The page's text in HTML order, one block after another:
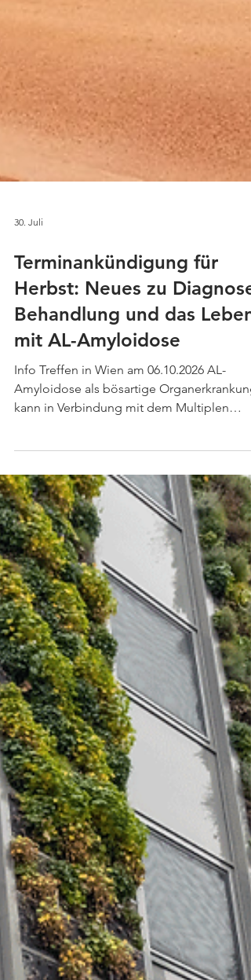
Terminankündigung für
Herbst: Neues zu Diagnose,
Behandlung und das Leben
mit AL-Amyloidose
Myleom auftreten. Rechtzeitiges Erkennen
im Rahmen von Kontrolluntersuchungen
möglichst frühzeitiges aktives
ist notwendig, um Organschädigungen
möglichst hintanzuhalten. Gemeinsam mit
der Amyloidose Gruppe veranstalten wir
daher heuer am 6.10.2026 ein
Informationstreffen zum Thema AL-
Amyloidose. Details zur Veranstaltung und
Anmeldung in der Ei